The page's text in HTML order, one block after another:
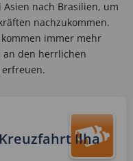
nach Brasilien, um
nachzukommen.
immer mehr
an den herrlichen
Ilha